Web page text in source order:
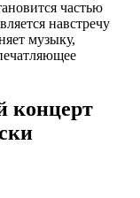
частью
навстречу
музыку,
концерт